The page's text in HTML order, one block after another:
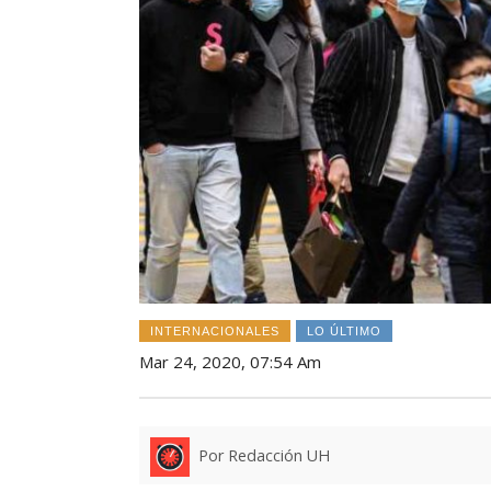
INTERNACIONALES LO ÚLTIMO
Mar 24, 2020, 07:54 Am
Por Redacción UH